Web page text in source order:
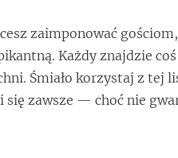
zaimponować
Każdy znajdzie
Śmiało korzystaj z tej
się zawsze — choć nie